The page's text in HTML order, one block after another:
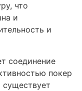
что
и
и
соединение
покер
существует